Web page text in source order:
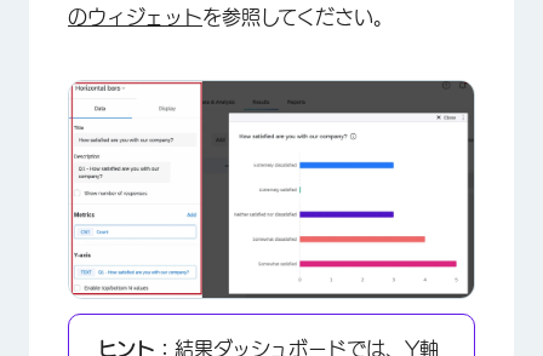
×
のウィジェットを参照してください。
ヒント： 結果ダッシュボードでは、Y軸